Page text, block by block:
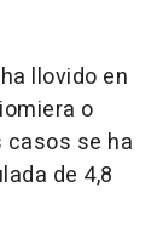
llovido en
o
casos se ha
de 4,8